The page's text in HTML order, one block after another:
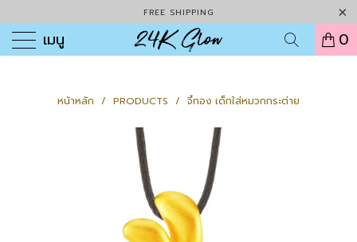
FREE SHIPPING
เมนู 0
หน้าหลัก / PRODUCTS / จี้ทอง เด็กใส่หมวกกระต่าย